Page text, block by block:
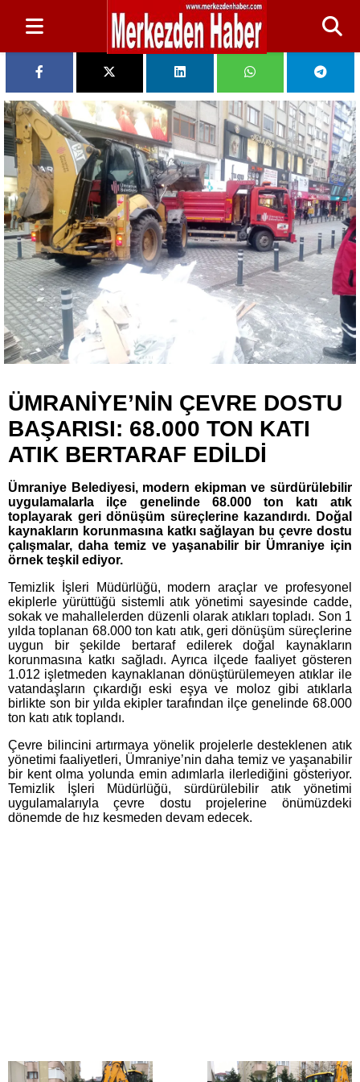
ÜMRANİYE’NİN ÇEVRE DOSTU
BAŞARISI: 68.000 TON KATI
ATIK BERTARAF EDİLDİ
Ümraniye Belediyesi, modern ekipman ve sürdürülebilir
uygulamalarla ilçe genelinde 68.000 ton katı atık
toplayarak geri dönüşüm süreçlerine kazandırdı. Doğal
kaynakların korunmasına katkı sağlayan bu çevre dostu
çalışmalar, daha temiz ve yaşanabilir bir Ümraniye için
örnek teşkil ediyor.
Temizlik İşleri Müdürlüğü, modern araçlar ve profesyonel
ekiplerle yürüttüğü sistemli atık yönetimi sayesinde cadde,
sokak ve mahallelerden düzenli olarak atıkları topladı. Son 1
yılda toplanan 68.000 ton katı atık, geri dönüşüm süreçlerine
uygun bir şekilde bertaraf edilerek doğal kaynakların
korunmasına katkı sağladı. Ayrıca ilçede faaliyet gösteren
1.012 işletmeden kaynaklanan dönüştürülemeyen atıklar ile
vatandaşların çıkardığı eski eşya ve moloz gibi atıklarla
birlikte son bir yılda ekipler tarafından ilçe genelinde 68.000
ton katı atık toplandı.
Çevre bilincini artırmaya yönelik projelerle desteklenen atık
yönetimi faaliyetleri, Ümraniye’nin daha temiz ve yaşanabilir
bir kent olma yolunda emin adımlarla ilerlediğini gösteriyor.
Temizlik İşleri Müdürlüğü, sürdürülebilir atık yönetimi
uygulamalarıyla çevre dostu projelerine önümüzdeki
dönemde de hız kesmeden devam edecek.